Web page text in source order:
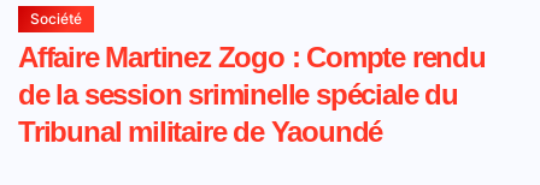
Société
Affaire Martinez Zogo : Compte rendu
de la session sriminelle spéciale du
Tribunal militaire de Yaoundé